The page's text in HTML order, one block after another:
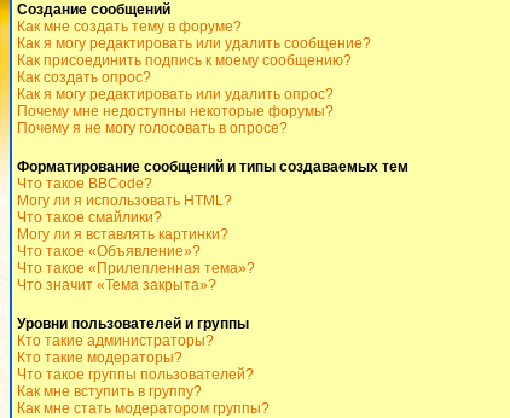
Создание сообщений
Как мне создать тему в форуме?
Как я могу редактировать или удалить сообщение?
Как присоединить подпись к моему сообщению?
Как создать опрос?
Как я могу редактировать или удалить опрос?
Почему мне недоступны некоторые форумы?
Почему я не могу голосовать в опросе?
Форматирование сообщений и типы создаваемых тем
Что такое BBCode?
Могу ли я использовать HTML?
Что такое смайлики?
Могу ли я вставлять картинки?
Что такое «Объявление»?
Что такое «Прилепленная тема»?
Что значит «Тема закрыта»?
Уровни пользователей и группы
Кто такие администраторы?
Кто такие модераторы?
Что такое группы пользователей?
Как мне вступить в группу?
Как мне стать модератором группы?